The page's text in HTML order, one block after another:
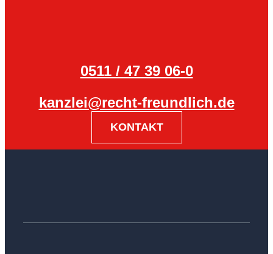
0511 / 47 39 06-0
kanzlei@recht-freundlich.de
KONTAKT